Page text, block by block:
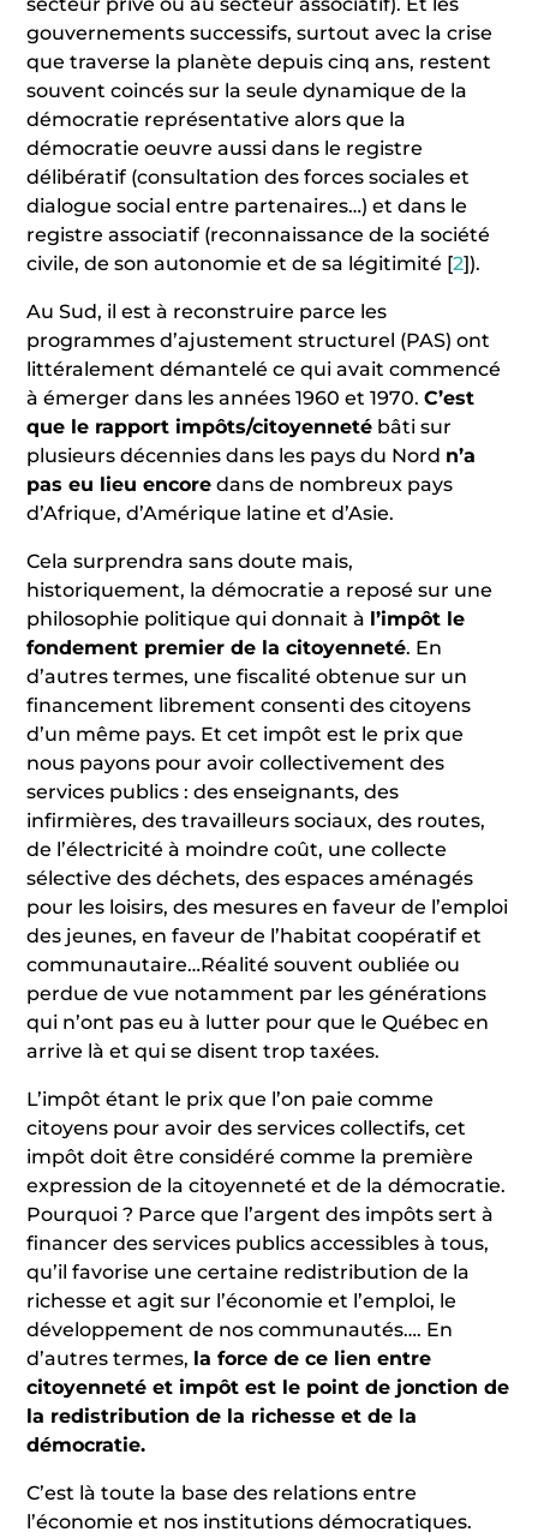
gouvernements successifs, surtout avec la crise
que traverse la planète depuis cinq ans, restent
souvent coincés sur la seule dynamique de la
démocratie représentative alors que la
démocratie oeuvre aussi dans le registre
délibératif (consultation des forces sociales et
dialogue social entre partenaires…) et dans le
registre associatif (reconnaissance de la société
civile, de son autonomie et de sa légitimité [2]).
Au Sud, il est à reconstruire parce les
programmes d’ajustement structurel (PAS) ont
littéralement démantelé ce qui avait commencé
à émerger dans les années 1960 et 1970.C’est
que le rapport impôts/citoyenneté bâti sur
plusieurs décennies dans les pays du Nord n’a
pas eu lieu encore dans de nombreux pays
d’Afrique, d’Amérique latine et d’Asie.
Cela surprendra sans doute mais,
historiquement, la démocratie a reposé sur une
philosophie politique qui donnait à l’impôt le
fondement premier de la citoyenneté. En
d’autres termes, une fiscalité obtenue sur un
financement librement consenti des citoyens
d’un même pays. Et cet impôt est le prix que
nous payons pour avoir collectivement des
services publics : des enseignants, des
infirmières, des travailleurs sociaux, des routes,
de l’électricité à moindre coût, une collecte
sélective des déchets, des espaces aménagés
pour les loisirs, des mesures en faveur de l’emploi
des jeunes, en faveur de l’habitat coopératif et
communautaire…Réalité souvent oubliée ou
perdue de vue notamment par les générations
qui n’ont pas eu à lutter pour que le Québec en
arrive là et qui se disent trop taxées.
L’impôt étant le prix que l’on paie comme
citoyens pour avoir des services collectifs, cet
impôt doit être considéré comme la première
expression de la citoyenneté et de la démocratie.
Pourquoi ? Parce que l’argent des impôts sert à
financer des services publics accessibles à tous,
qu’il favorise une certaine redistribution de la
richesse et agit sur l’économie et l’emploi, le
développement de nos communautés…. En
d’autres termes, la force de ce lien entre
citoyenneté et impôt est le point de jonction de
la redistribution de la richesse et de la
démocratie.
C’est là toute la base des relations entre
l’économie et nos institutions démocratiques.